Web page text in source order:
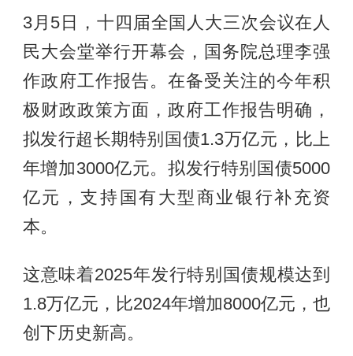
3月5日，十四届全国人大三次会议在人
民大会堂举行开幕会，国务院总理李强
作政府工作报告。在备受关注的今年积
极财政政策方面，政府工作报告明确，
拟发行超长期特别国债1.3万亿元，比上
年增加3000亿元。拟发行特别国债5000
亿元，支持国有大型商业银行补充资
本。
这意味着2025年发行特别国债规模达到
1.8万亿元，比2024年增加8000亿元，也
创下历史新高。